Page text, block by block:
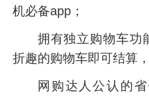
机必备app；
拥有独立购物车功
折趣的购物车即可结算
网购达人公认的